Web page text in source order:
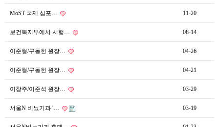
MoST 국제 심포… 11-20
보건복지부에서 시행… 08-14
이준형/구동헌 원장… 04-26
이준형/구동헌 원장… 04-21
이창주/이준석 원장… 03-29
서울N 비뇨기과 '… 03-19